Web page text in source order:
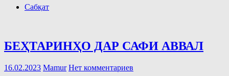
Сабқат
БЕҲТАРИНҲО ДАР САФИ АВВАЛ
16.02.2023 Mamur Нет комментариев